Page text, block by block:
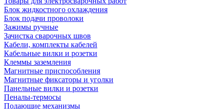
Блок жидкостного охлаждения
Блок подачи проволоки
Зажимы ручные
Зачистка сварочных швов
Кабели, комплекты кабелей
Кабельные вилки и розетки
Клеммы заземления
Магнитные приспособления
Магнитные фиксаторы и уголки
Панельные вилки и розетки
Пеналы-термосы
Подающие механизмы